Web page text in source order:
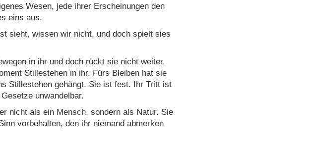
Wesen, jede ihrer Erscheinungen den
eins aus.
sieht, wissen wir nicht, und doch spielt sies
in ihr und doch rückt sie nicht weiter.
Stillestehen in ihr. Fürs Bleiben hat sie
Stillestehen gehängt. Sie ist fest. Ihr Tritt ist
unwandelbar.
nicht als ein Mensch, sondern als Natur. Sie
vorbehalten, den ihr niemand abmerken